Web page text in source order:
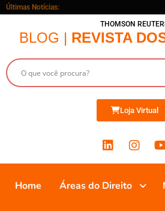
Últimas Notícias:
THOMSON
BLOG | REVISTA
Loja Virtual
Home Áreas do Direito